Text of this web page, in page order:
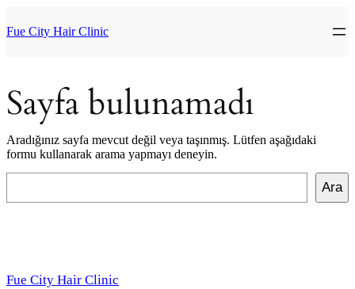
geç
Fue City Hair Clinic
Sayfa bulunamadı
Aradığınız sayfa mevcut değil veya taşınmış. Lütfen aşağıdaki
formu kullanarak arama yapmayı deneyin.
Ara
Fue City Hair Clinic